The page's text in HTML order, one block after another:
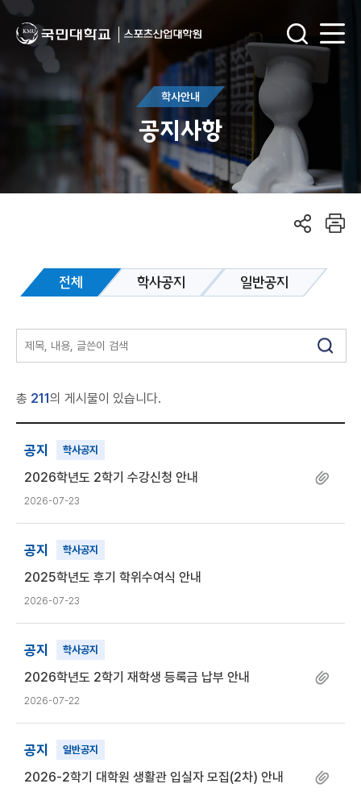
학사안내
공지사항
전체 학사공지 일반공지
총 211의 게시물이 있습니다.
공지 학사공지
2026학년도 2학기 수강신청 안내
2026-07-23
공지 학사공지
2025학년도 후기 학위수여식 안내
2026-07-23
공지 학사공지
2026학년도 2학기 재학생 등록금 납부 안내
2026-07-22
공지 일반공지
2026-2학기 대학원 생활관 입실자 모집(2차) 안내